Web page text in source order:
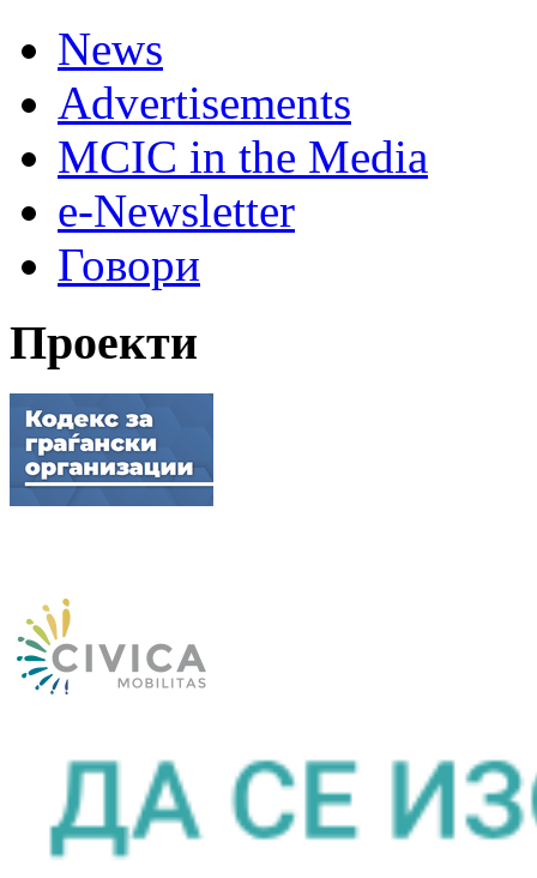
News
Advertisements
MCIC in the Media
e-Newsletter
Говори
Проекти